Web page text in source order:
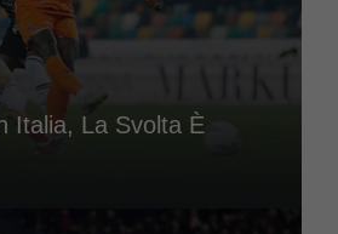
Italia, La Svolta È